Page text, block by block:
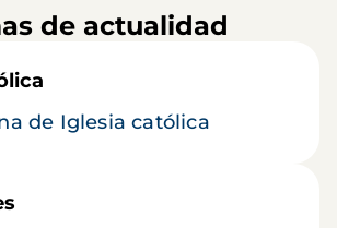
de actualidad
de Iglesia católica